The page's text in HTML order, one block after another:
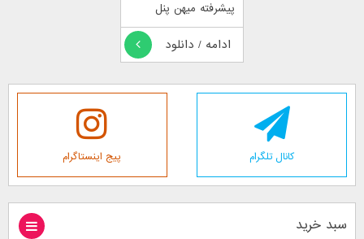
پیشرفته میهن پنل
ادامه / دانلود
کانال تلگرام پیج اینستاگرام
سبد خرید